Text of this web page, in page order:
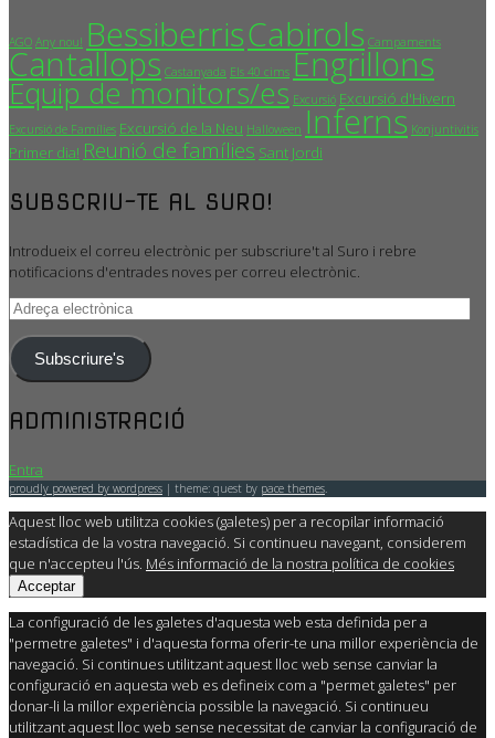
AGO Any nou! BessiberrisCabirols Campaments
Cantallops Castanyada Els 40 cims Engrillons
Equip de monitors/es Excursió Excursió d'Hivern
Excursió de Famílies Excursió de la Neu Halloween Inferns Konjuntivitis
Primer dia! Reunió de famílies Sant Jordi
SUBSCRIU-TE AL SURO!
Introdueix el correu electrònic per subscriure't al Suro i rebre
notificacions d'entrades noves per correu electrònic.
Adreça
Subscriure's
ADMINISTRACIÓ
Entra
proudly powered by wordpress | theme: quest by pace themes.
Aquest lloc web utilitza cookies (galetes) per a recopilar informació
estadística de la vostra navegació. Si continueu navegant, considerem
que n'accepteu l'ús. Més informació de la nostra política de cookies
Acceptar
La configuració de les galetes d'aquesta web esta definida per a
"permetre galetes" i d'aquesta forma oferir-te una millor experiència de
navegació. Si continues utilitzant aquest lloc web sense canviar la
configuració en aquesta web es defineix com a "permet galetes" per
donar-li la millor experiència possible la navegació. Si continueu
utilitzant aquest lloc web sense necessitat de canviar la configuració de